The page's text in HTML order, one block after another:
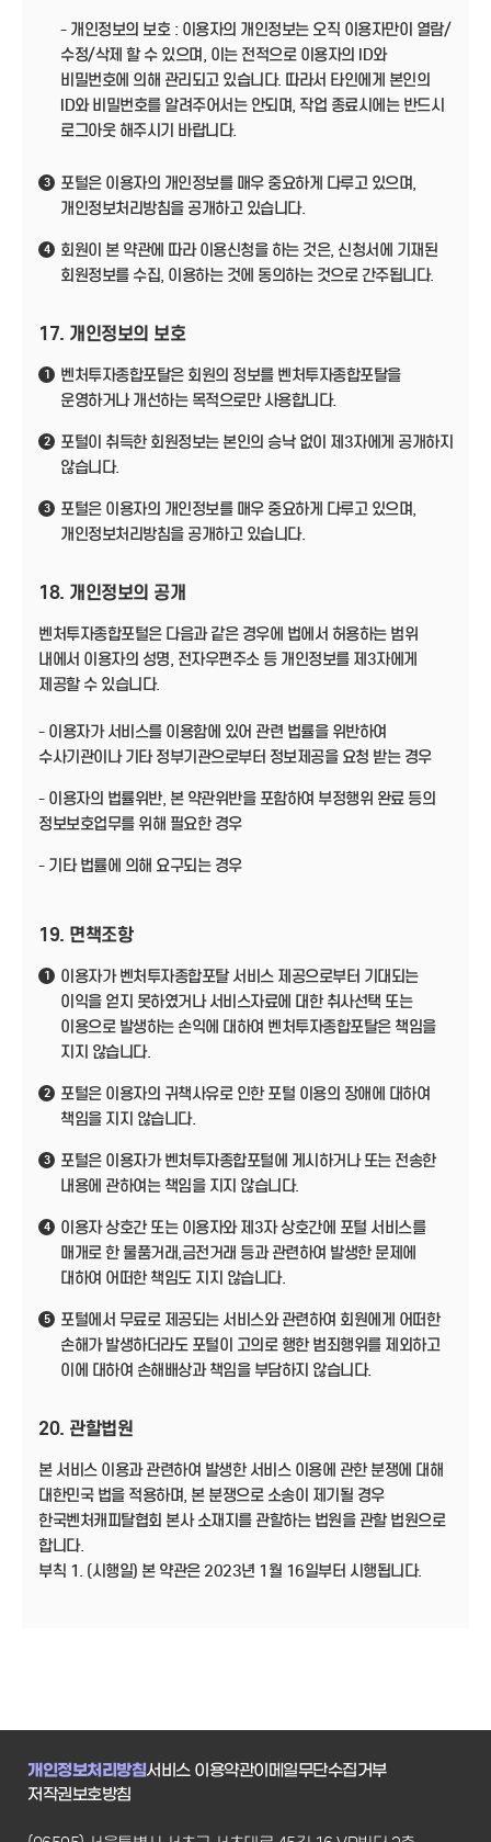
- 개인정보의 보호 : 이용자의 개인정보는 오직 이용자만이 열람/
수정/삭제 할 수 있으며, 이는 전적으로 이용자의 ID와
비밀번호에 의해 관리되고 있습니다. 따라서 타인에게 본인의
ID와 비밀번호를 알려주어서는 안되며, 작업 종료시에는 반드시
로그아웃 해주시기 바랍니다.
3
포털은 이용자의 개인정보를 매우 중요하게 다루고 있으며,
개인정보처리방침을 공개하고 있습니다.
4
회원이 본 약관에 따라 이용신청을 하는 것은, 신청서에 기재된
회원정보를 수집, 이용하는 것에 동의하는 것으로 간주됩니다.
17. 개인정보의 보호
1
벤처투자종합포탈은 회원의 정보를 벤처투자종합포탈을
운영하거나 개선하는 목적으로만 사용합니다.
2
포털이 취득한 회원정보는 본인의 승낙 없이 제3자에게 공개하지
않습니다.
3
포털은 이용자의 개인정보를 매우 중요하게 다루고 있으며,
개인정보처리방침을 공개하고 있습니다.
18. 개인정보의 공개
벤처투자종합포털은 다음과 같은 경우에 법에서 허용하는 범위
내에서 이용자의 성명, 전자우편주소 등 개인정보를 제3자에게
제공할 수 있습니다.
- 이용자가 서비스를 이용함에 있어 관련 법률을 위반하여
수사기관이나 기타 정부기관으로부터 정보제공을 요청 받는 경우
- 이용자의 법률위반, 본 약관위반을 포함하여 부정행위 완료 등의
정보보호업무를 위해 필요한 경우
- 기타 법률에 의해 요구되는 경우
19. 면책조항
1
이용자가 벤처투자종합포탈 서비스 제공으로부터 기대되는
이익을 얻지 못하였거나 서비스자료에 대한 취사선택 또는
이용으로 발생하는 손익에 대하여 벤처투자종합포탈은 책임을
지지 않습니다.
2
포털은 이용자의 귀책사유로 인한 포털 이용의 장애에 대하여
책임을 지지 않습니다.
3
포털은 이용자가 벤처투자종합포털에 게시하거나 또는 전송한
내용에 관하여는 책임을 지지 않습니다.
4
이용자 상호간 또는 이용자와 제3자 상호간에 포털 서비스를
매개로 한 물품거래,금전거래 등과 관련하여 발생한 문제에
대하여 어떠한 책임도 지지 않습니다.
5
포털에서 무료로 제공되는 서비스와 관련하여 회원에게 어떠한
손해가 발생하더라도 포털이 고의로 행한 범죄행위를 제외하고
이에 대하여 손해배상과 책임을 부담하지 않습니다.
20. 관할법원
본 서비스 이용과 관련하여 발생한 서비스 이용에 관한 분쟁에 대해
대한민국 법을 적용하며, 본 분쟁으로 소송이 제기될 경우
한국벤처캐피탈협회 본사 소재지를 관할하는 법원을 관할 법원으로
합니다.
부칙 1. (시행일) 본 약관은 2023년 1월 16일부터 시행됩니다.
개인정보처리방침서비스 이용약관이메일무단수집거부
저작권보호방침